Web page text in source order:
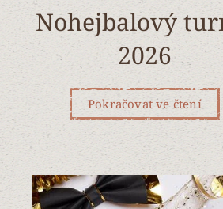
Nohejbalový
2026
Pokračovat ve čtení